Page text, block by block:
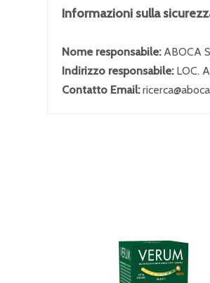
Informazioni sulla
Nome responsabile:ABOCA
Indirizzo responsabile: LOC.
Contatto Email: